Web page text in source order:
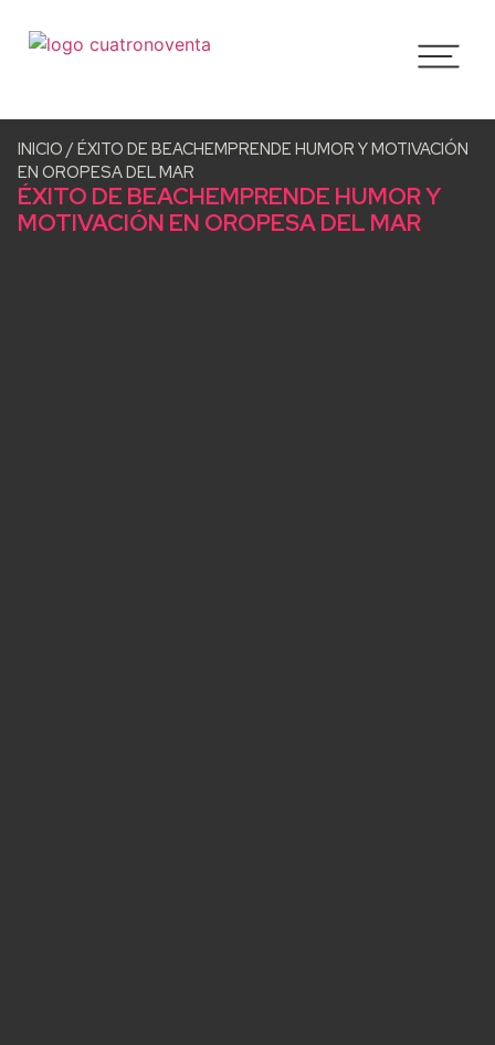
INICIO / ÉXITO DE BEACHEMPRENDE HUMOR Y MOTIVACIÓN
EN OROPESA DEL MAR
ÉXITO DE BEACHEMPRENDE HUMOR Y
MOTIVACIÓN EN OROPESA DEL MAR